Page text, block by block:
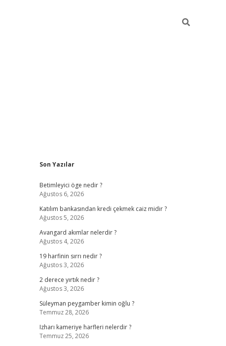
Sidebar
Son Yazılar
Betimleyici öge nedir ?
Ağustos 6, 2026
Katılım bankasından kredi çekmek caiz midir ?
Ağustos 5, 2026
Avangard akımlar nelerdir ?
Ağustos 4, 2026
19 harfinin sırrı nedir ?
Ağustos 3, 2026
2 derece yırtık nedir ?
Ağustos 3, 2026
Süleyman peygamber kimin oğlu ?
Temmuz 28, 2026
Izharı kameriye harfleri nelerdir ?
Temmuz 25, 2026